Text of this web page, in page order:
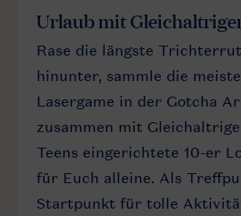
Urlaub mit
Rase die längste
hinunter, sammle die
Lasergame in der Gotcha
zusammen mit
Teens eingerichtete 10-er
für Euch alleine. Als
Startpunkt für tolle